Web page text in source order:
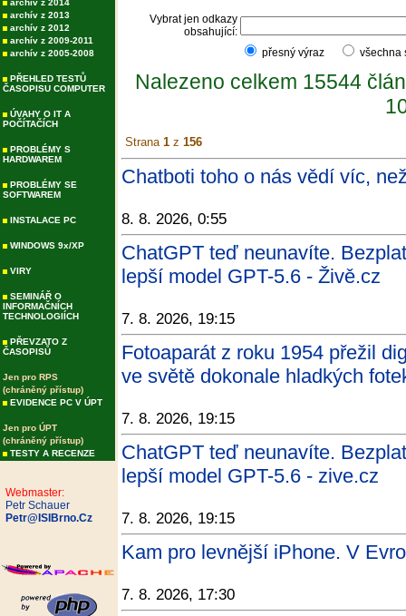
archív z 2014
archív z 2013
archív z 2012
archív z 2009-2011
archív z 2005-2008
PŘEHLED TESTŮ
ČASOPISU COMPUTER
ÚVAHY O IT A
POČÍTAČÍCH
PROBLÉMY S
HARDWAREM
PROBLÉMY SE
SOFTWAREM
INSTALACE PC
WINDOWS 9x/XP
VIRY
SEMINÁŘ O
INFORMAČNÍCH
TECHNOLOGIÍCH
PŘEVZATO Z
ČASOPISŮ
Jen pro RPS
(chráněný přístup)
EVIDENCE PC V ÚPT
Jen pro ÚPT
(chráněný přístup)
TESTY A RECENZE
Webmaster:
Petr Schauer
Petr@ISIBrno.Cz
Vybrat jen odkazy
obsahující:
přesný výraz
Nalezeno celkem 15544
Strana 1 z 156
Chatboti toho o nás vědí víc,
8. 8. 2026, 0:55
ChatGPT teď neunavíte.
lepší model GPT-5.6 - Živě.cz
7. 8. 2026, 19:15
Fotoaparát z roku 1954 přežil
ve světě dokonale hladkých
7. 8. 2026, 19:15
ChatGPT teď neunavíte.
lepší model GPT-5.6 - zive.cz
7. 8. 2026, 19:15
Kam pro levnější iPhone. V
7. 8. 2026, 17:30